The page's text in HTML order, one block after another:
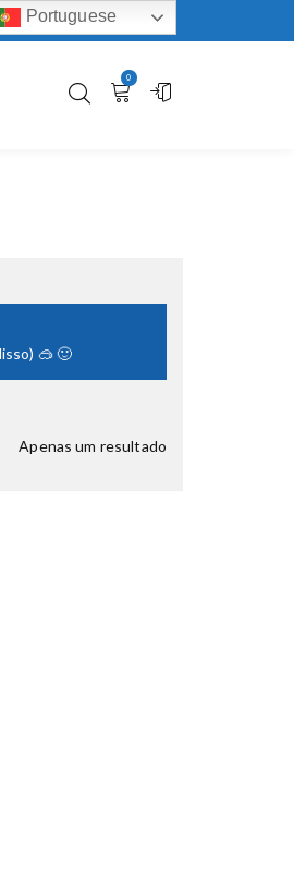
0
🥽 🙂
Apenas um resultado
Portuguese